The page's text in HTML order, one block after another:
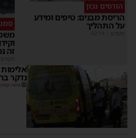
הורסים נכון
הריסת מבנים: טיפים ומידע
על התהליך
מקודם
זה
מקודם
נדקר
משה קאהן